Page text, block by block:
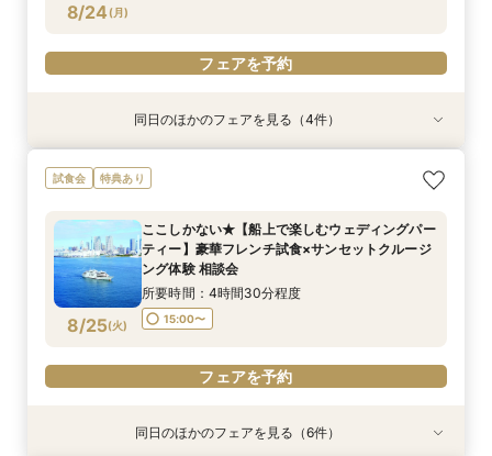
8/24 (月)
フェアを予約
特典あり
8/24(月)
【非日常空間へようこそ♪】豪華フレンチ試食×ラ
ンチクルーズ体験×プラン特別特典付き相談会
所要時間：4時間30分程度
10:30〜
フェアを予約
特典あり
8/24(月)
ここしかない★【船上で楽しむウェディングパー
ティー】豪華フレンチ試食×サンセットクルージ
所要時間：4時間30分程度
15:00〜
フェアを予約
8/24(月)
【少人数での結婚式にオススメ！】じっくりご見
学×アットホームパーティー相談フェア
9:00〜
10:30〜
15:00〜
フェアを予約
8/24(月)
【オンライン相談会】お手軽３Dウォークでご見
学♪運命の会場がここに・・★
10:30〜 13:00〜
フェアを予約
同日のほかのフェアを見る（4件）
試食会 特典あり
8/25(火)
ここしかない★【船上で楽しむウェディングパー
ティー】豪華フレンチ試食×サンセットクルージ
ング体験 相談会
所要時間：4時間30分程度
15:00〜
フェアを予約
特典あり
特典あり同日のほかのフェアを見る（6件）